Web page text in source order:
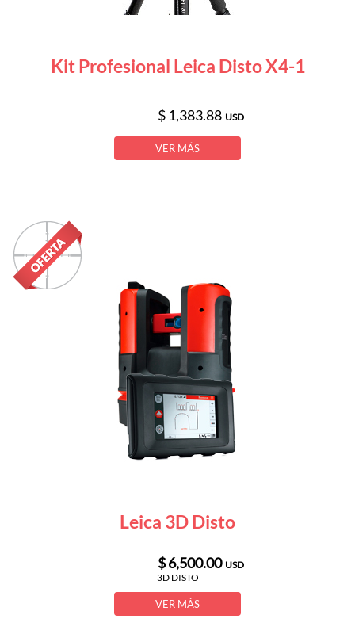
Kit Profesional Leica Disto X4-1
$ 1,383.88 USD
VER MÁS
Leica 3D Disto
$ 6,500.00 USD
3D DISTO
VER MÁS